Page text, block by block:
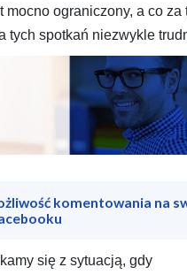
mocno ograniczony, a co za
tych spotkań niezwykle
komentowania na
się z sytuacją, gdy